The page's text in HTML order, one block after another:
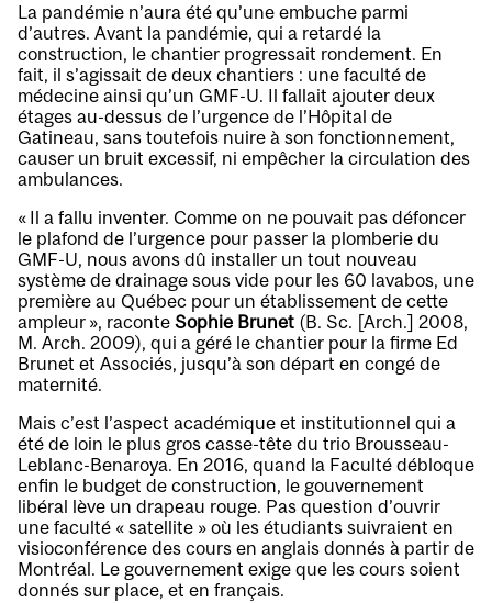
La pandémie n’aura été qu’une embuche parmi
d’autres. Avant la pandémie, qui a retardé la
construction, le chantier progressait rondement. En
fait, il s’agissait de deux chantiers : une faculté de
médecine ainsi qu’un GMF-U. Il fallait ajouter deux
étages au-dessus de l’urgence de l’Hôpital de
Gatineau, sans toutefois nuire à son fonctionnement,
causer un bruit excessif, ni empêcher la circulation des
ambulances.
« Il a fallu inventer. Comme on ne pouvait pas défoncer
le plafond de l’urgence pour passer la plomberie du
GMF-U, nous avons dû installer un tout nouveau
système de drainage sous vide pour les 60 lavabos, une
première au Québec pour un établissement de cette
ampleur », raconte Sophie Brunet (B. Sc. [Arch.] 2008,
M. Arch. 2009), qui a géré le chantier pour la firme Ed
Brunet et Associés, jusqu’à son départ en congé de
maternité.
Mais c’est l’aspect académique et institutionnel qui a
été de loin le plus gros casse-tête du trio Brousseau-
Leblanc-Benaroya. En 2016, quand la Faculté débloque
enfin le budget de construction, le gouvernement
libéral lève un drapeau rouge. Pas question d’ouvrir
une faculté « satellite » où les étudiants suivraient en
visioconférence des cours en anglais donnés à partir de
Montréal. Le gouvernement exige que les cours soient
donnés sur place, et en français.